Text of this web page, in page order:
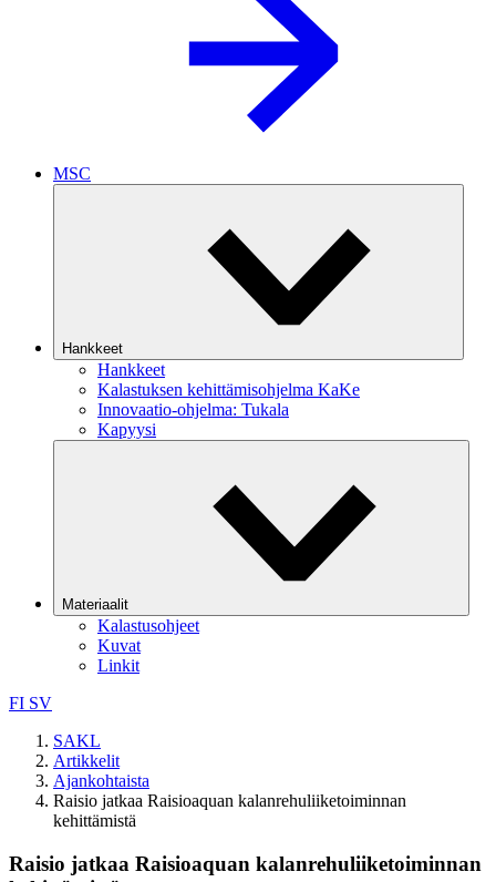
MSC
Hankkeet
Hankkeet
Kalastuksen kehittämisohjelma KaKe
Innovaatio-ohjelma: Tukala
Kapyysi
Materiaalit
Kalastusohjeet
Kuvat
Linkit
FI SV
SAKL
Artikkelit
Ajankohtaista
Raisio jatkaa Raisioaquan kalanrehuliiketoiminnan
kehittämistä
Raisio jatkaa Raisioaquan kalanrehuliiketoiminnan